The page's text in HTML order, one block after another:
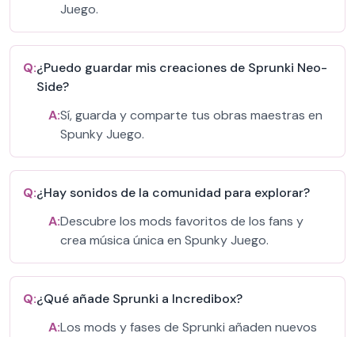
Juego.
Q:¿Puedo guardar mis creaciones de Sprunki Neo-
Side?
A:Sí, guarda y comparte tus obras maestras en
Spunky Juego.
Q:¿Hay sonidos de la comunidad para explorar?
A:Descubre los mods favoritos de los fans y
crea música única en Spunky Juego.
Q:¿Qué añade Sprunki a Incredibox?
A:Los mods y fases de Sprunki añaden nuevos